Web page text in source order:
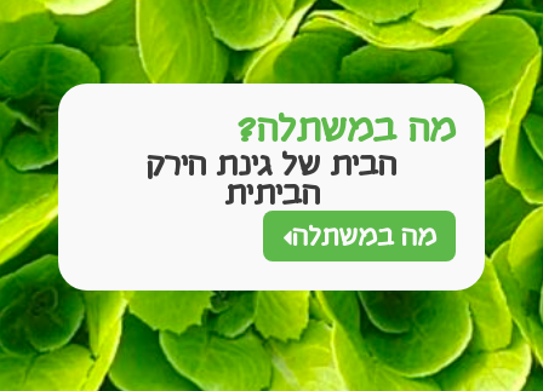
מה במשתלה?
הבית של גינת הירק
הביתית
מה במשתלה